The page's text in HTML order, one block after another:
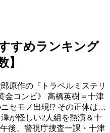
すめランキング
】
原作の『トラベルミステリ
金コンビ》 高橋英樹＝十津
セモノ出現!? その正体は…
が怪しい2人組を熱演＆十
後、警視庁捜査一課・十津